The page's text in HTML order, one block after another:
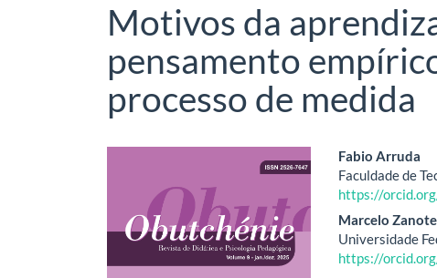
Motivos da
pensamento
processo de medida
lateral
de
artigos
do
artigo
Fabio Arruda
Faculdade de
https://
Marcelo
Universidade
https://